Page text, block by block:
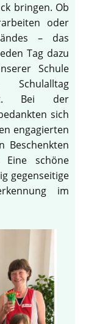
bringen. Ob
oder
– das
Tag dazu
Schule
Bei der
sich
engagierten
Beschenkten
schöne
gegenseitige
im